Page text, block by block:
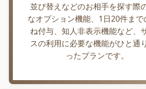
並び替えなどのお相手を探す際
なオプション機能、1日20件まで
ね付与、知人非表示機能など、
スの利用に必要な機能がひと通
ったプランです。